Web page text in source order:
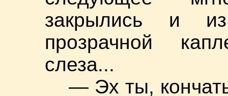
закрылись и
прозрачной
слеза...
— Эх ты,